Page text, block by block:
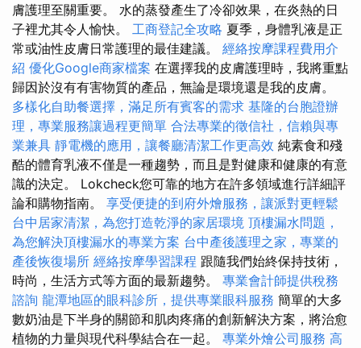
膚護理至關重要。 水的蒸發產生了冷卻效果，在炎熱的日
子裡尤其令人愉快。 工商登記全攻略 夏季，身體乳液是正
常或油性皮膚日常護理的最佳建議。 經絡按摩課程費用介
紹 優化Google商家檔案 在選擇我的皮膚護理時，我將重點
歸因於沒有有害物質的產品，無論是環境還是我的皮膚。
多樣化自助餐選擇，滿足所有賓客的需求 基隆的台胞證辦
理，專業服務讓過程更簡單 合法專業的徵信社，信賴與專
業兼具 靜電機的應用，讓餐廳清潔工作更高效 純素食和殘
酷的體育乳液不僅是一種趨勢，而且是對健康和健康的有意
識的決定。 Lokcheck您可靠的地方在許多領域進行詳細評
論和購物指南。 享受便捷的到府外燴服務，讓派對更輕鬆
台中居家清潔，為您打造乾淨的家居環境 頂樓漏水問題，
為您解決頂樓漏水的專業方案 台中產後護理之家，專業的
產後恢復場所 經絡按摩學習課程 跟隨我們始終保持技術，
時尚，生活方式等方面的最新趨勢。 專業會計師提供稅務
諮詢 龍潭地區的眼科診所，提供專業眼科服務 簡單的大多
數奶油是下半身的關節和肌肉疼痛的創新解決方案，將治愈
植物的力量與現代科學結合在一起。 專業外燴公司服務 高